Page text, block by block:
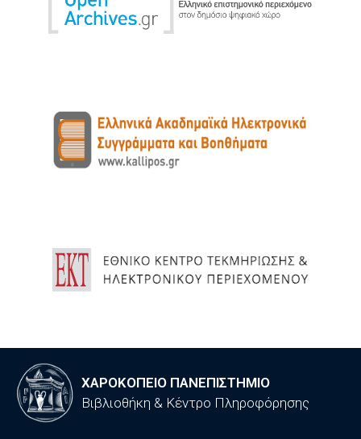
ΧΑΡΟΚΟΠΕΙΟ ΠΑΝΕΠΙΣΤΗΜΙΟ
Βιβλιοθήκη & Κέντρο Πληροφόρησης